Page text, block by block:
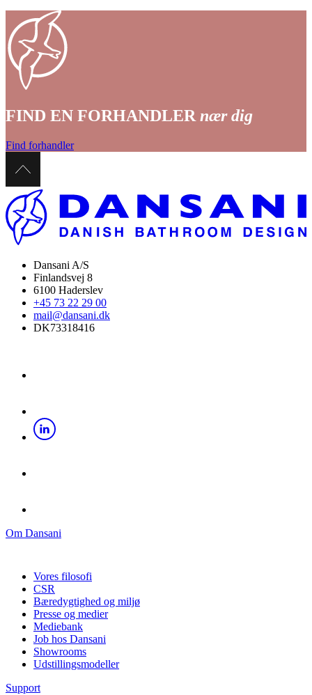
FIND EN FORHANDLER nær dig
Find forhandler
Dansani A/S
Finlandsvej 8
6100 Haderslev
+45 73 22 29 00
mail@dansani.dk
DK73318416
Om Dansani
Vores filosofi
CSR
Bæredygtighed og miljø
Presse og medier
Mediebank
Job hos Dansani
Showrooms
Udstillingsmodeller
Support